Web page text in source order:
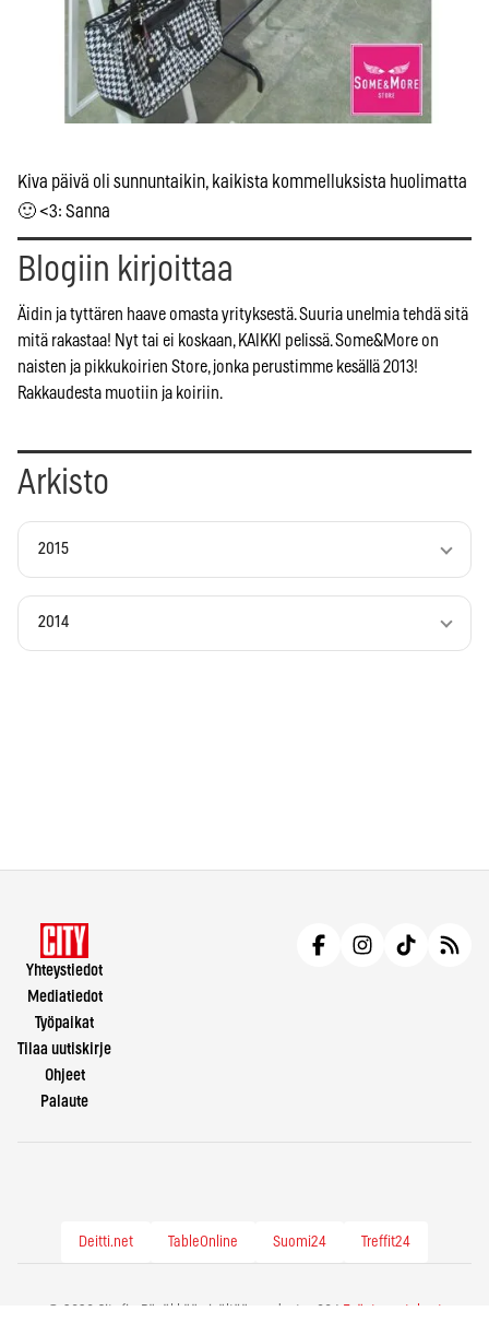
Kiva päivä oli sunnuntaikin, kaikista kommelluksista huolimatta
🙂 <3: Sanna
Blogiin kirjoittaa
Äidin ja tyttären haave omasta yrityksestä. Suuria unelmia tehdä sitä
mitä rakastaa! Nyt tai ei koskaan, KAIKKI pelissä. Some&More on
naisten ja pikkukoirien Store, jonka perustimme kesällä 2013!
Rakkaudesta muotiin ja koiriin.
Arkisto
2015
2014
Yhteystiedot
Mediatiedot
Työpaikat
Tilaa uutiskirje
Ohjeet
Palaute
Deitti.net TableOnline Suomi24 Treffit24